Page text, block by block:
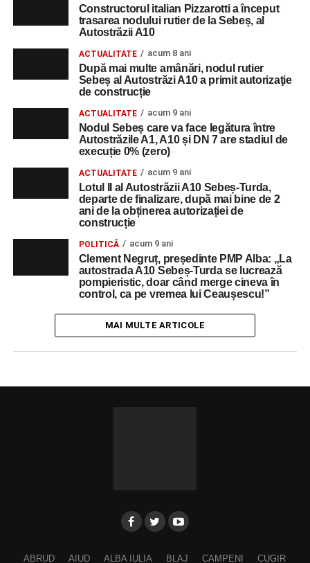
Constructorul italian Pizzarotti a început
trasarea nodului rutier de la Sebeș, al
Autostrăzii A10
ACTUALITATE acum 8 ani
După mai multe amânări, nodul rutier
Sebeș al Autostrăzi A10 a primit autorizaţie
de construcție
ACTUALITATE acum 9 ani
Nodul Sebeș care va face legătura între
Autostrăzile A1, A10 și DN 7 are stadiul de
execuție 0% (zero)
ACTUALITATE acum 9 ani
Lotul II al Autostrăzii A10 Sebeș-Turda,
departe de finalizare, după mai bine de 2
ani de la obținerea autorizației de
construcție
POLITICĂ acum 9 ani
Clement Negruț, președinte PMP Alba: „La
autostrada A10 Sebeș-Turda se lucrează
pompieristic, doar când merge cineva în
control, ca pe vremea lui Ceaușescu!”
MAI MULTE ARTICOLE
ABRUD AIUD ALBA IULIA BLAJ CAMPENI CUGIR